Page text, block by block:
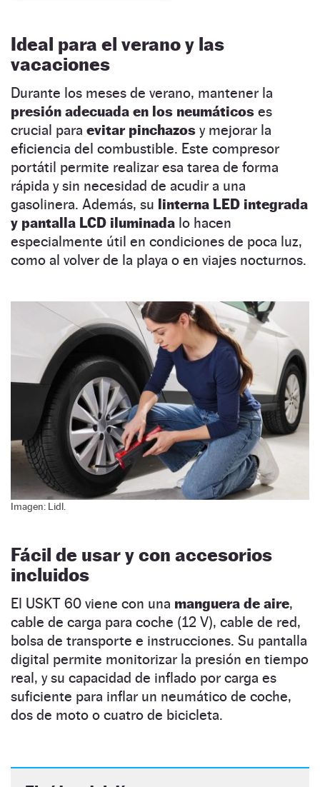
Ideal para el verano y las
vacaciones
Durante los meses de verano, mantener la
presión adecuada en los neumáticos es
crucial para evitar pinchazos y mejorar la
eficiencia del combustible. Este compresor
portátil permite realizar esa tarea de forma
rápida y sin necesidad de acudir a una
gasolinera. Además, su linterna LED integrada
y pantalla LCD iluminada lo hacen
especialmente útil en condiciones de poca luz,
como al volver de la playa o en viajes nocturnos.
Imagen: Lidl.
Fácil de usar y con accesorios
incluidos
El USKT 60 viene con una manguera de aire,
cable de carga para coche (12 V), cable de red,
bolsa de transporte e instrucciones. Su pantalla
digital permite monitorizar la presión en tiempo
real, y su capacidad de inflado por carga es
suficiente para inflar un neumático de coche,
dos de moto o cuatro de bicicleta.